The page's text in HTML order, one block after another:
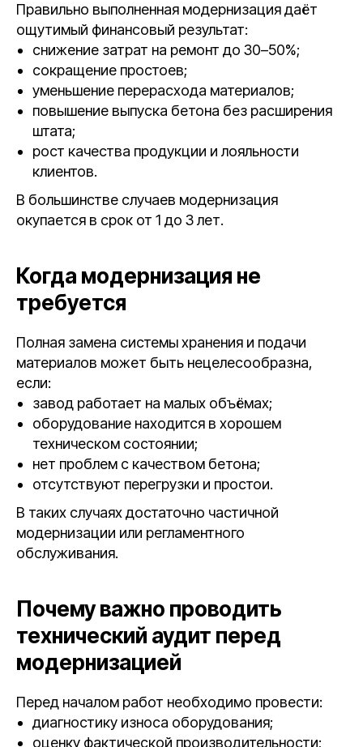
Правильно выполненная модернизация даёт
ощутимый финансовый результат:
снижение затрат на ремонт до 30–50%;
сокращение простоев;
уменьшение перерасхода материалов;
повышение выпуска бетона без расширения
штата;
рост качества продукции и лояльности
клиентов.
В большинстве случаев модернизация
окупается в срок от 1 до 3 лет.
Когда модернизация не
требуется
Полная замена системы хранения и подачи
материалов может быть нецелесообразна,
если:
завод работает на малых объёмах;
оборудование находится в хорошем
техническом состоянии;
нет проблем с качеством бетона;
отсутствуют перегрузки и простои.
В таких случаях достаточно частичной
модернизации или регламентного
обслуживания.
Почему важно проводить
технический аудит перед
модернизацией
Перед началом работ необходимо провести:
диагностику износа оборудования;
оценку фактической производительности;